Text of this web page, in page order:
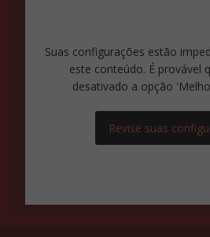
Suas configurações estão
este conteúdo. É provável
desativado a opção
Revise suas